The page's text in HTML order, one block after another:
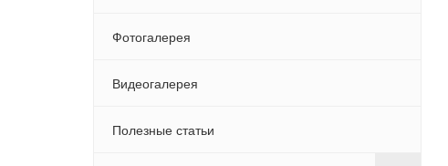
Фотогалерея
Видеогалерея
Полезные статьи